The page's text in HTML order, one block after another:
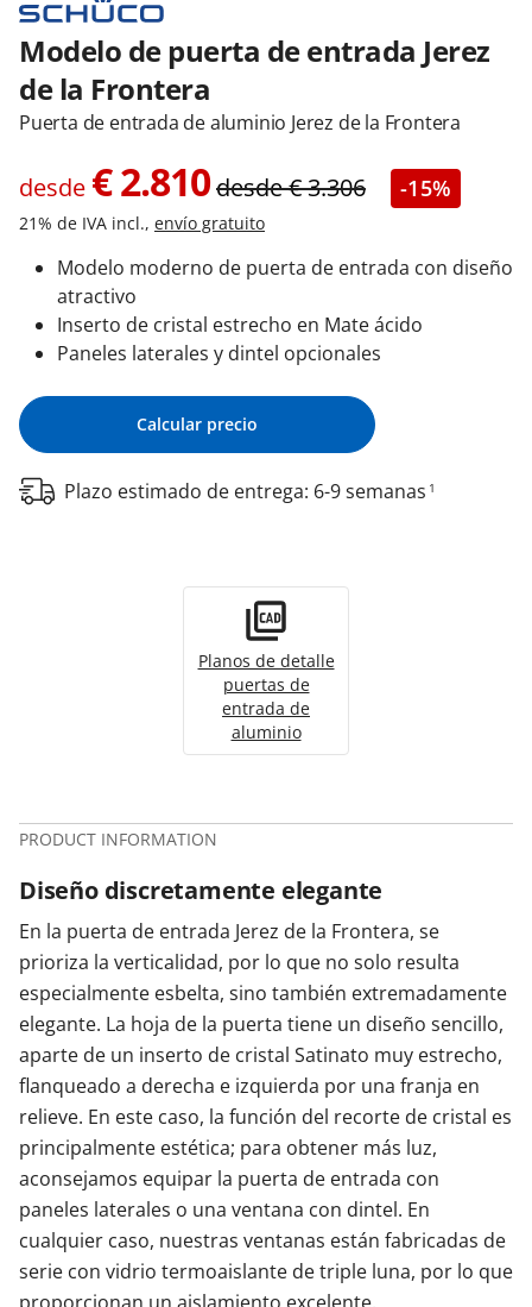
Modelo de puerta de entrada Jerez
de la Frontera
Puerta de entrada de aluminio Jerez de la Frontera
desde €2.810desde€3.306 -15%
21% de IVA incl., envío gratuito
Modelo moderno de puerta de entrada con diseño
atractivo
Inserto de cristal estrecho en Mate ácido
Paneles laterales y dintel opcionales
Calcular precio
Plazo estimado de entrega: 6-9 semanas 1
Planos de detalle
puertas de
entrada de
aluminio
PRODUCT INFORMATION
Diseño discretamente elegante
En la puerta de entrada Jerez de la Frontera, se
prioriza la verticalidad, por lo que no solo resulta
especialmente esbelta, sino también extremadamente
elegante. La hoja de la puerta tiene un diseño sencillo,
aparte de un inserto de cristal Satinato muy estrecho,
flanqueado a derecha e izquierda por una franja en
relieve. En este caso, la función del recorte de cristal es
principalmente estética; para obtener más luz,
aconsejamos equipar la puerta de entrada con
paneles laterales o una ventana con dintel. En
cualquier caso, nuestras ventanas están fabricadas de
serie con vidrio termoaislante de triple luna, por lo que